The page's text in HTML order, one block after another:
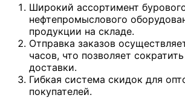
Широкий ассортимент
нефтепромыслового
продукции на складе.
Отправка заказов
часов, что позволяет
доставки.
Гибкая система скидок для
покупателей.